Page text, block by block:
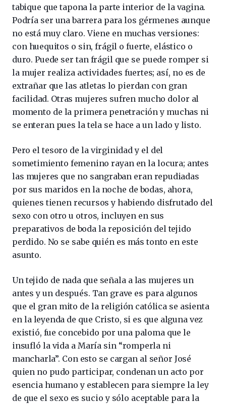
tabique que tapona la parte interior de la vagina.
Podría ser una barrera para los gérmenes aunque
no está muy claro. Viene en muchas versiones:
con huequitos o sin, frágil o fuerte, elástico o
duro. Puede ser tan frágil que se puede romper si
la mujer realiza actividades fuertes; así, no es de
extrañar que las atletas lo pierdan con gran
facilidad. Otras mujeres sufren mucho dolor al
momento de la primera penetración y muchas ni
se enteran pues la tela se hace a un lado y listo.
Pero el tesoro de la virginidad y el del
sometimiento femenino rayan en la locura; antes
las mujeres que no sangraban eran repudiadas
por sus maridos en la noche de bodas, ahora,
quienes tienen recursos y habiendo disfrutado del
sexo con otro u otros, incluyen en sus
preparativos de boda la reposición del tejido
perdido. No se sabe quién es más tonto en este
asunto.
Un tejido de nada que señala a las mujeres un
antes y un después. Tan grave es para algunos
que el gran mito de la religión católica se asienta
en la leyenda de que Cristo, si es que alguna vez
existió, fue concebido por una paloma que le
insufló la vida a María sin “romperla ni
mancharla”. Con esto se cargan al señor José
quien no pudo participar, condenan un acto por
esencia humano y establecen para siempre la ley
de que el sexo es sucio y sólo aceptable para la